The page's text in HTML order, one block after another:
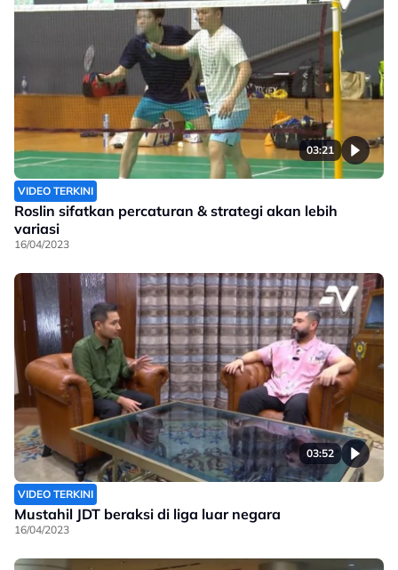
03:21
VIDEO TERKINI
Roslin sifatkan percaturan & strategi akan lebih
variasi
16/04/2023
03:52
VIDEO TERKINI
Mustahil JDT beraksi di liga luar negara
16/04/2023